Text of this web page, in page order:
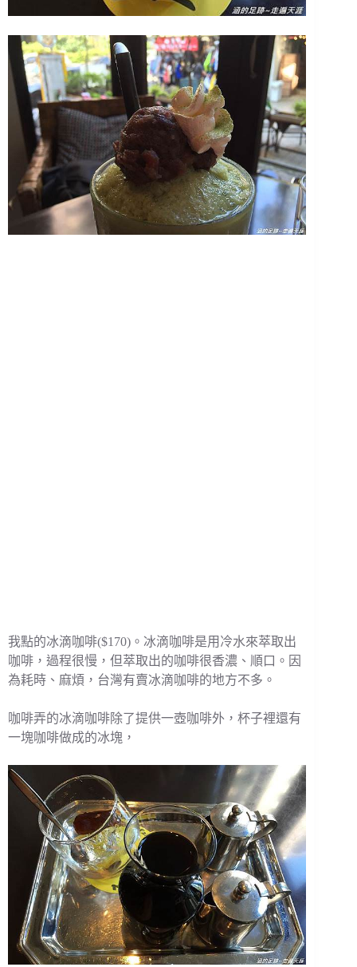
我點的冰滴咖啡($170)。冰滴咖啡是用冷水來萃取出
咖啡，過程很慢，但萃取出的咖啡很香濃、順口。因
為耗時、麻煩，台灣有賣冰滴咖啡的地方不多。
咖啡弄的冰滴咖啡除了提供一壺咖啡外，杯子裡還有
一塊咖啡做成的冰塊，